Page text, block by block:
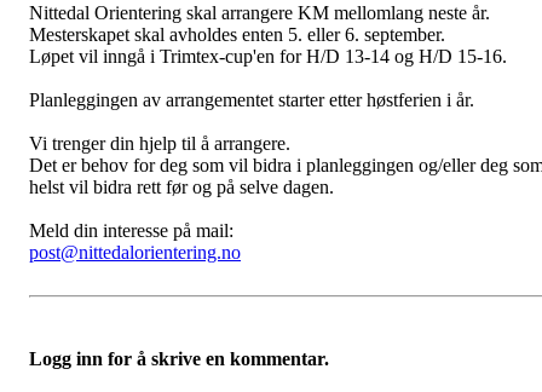
Nittedal Orientering skal arrangere KM mellomlang neste år.
Mesterskapet skal avholdes enten 5. eller 6. september.
Løpet vil inngå i Trimtex-cup'en for H/D 13-14 og H/D 15-16.
Planleggingen av arrangementet starter etter høstferien i år.
Vi trenger din hjelp til å arrangere.
Det er behov for deg som vil bidra i planleggingen og/eller deg
helst vil bidra rett før og på selve dagen.
Meld din interesse på mail:
post@nittedalorientering.no
Logg inn for å skrive en kommentar.